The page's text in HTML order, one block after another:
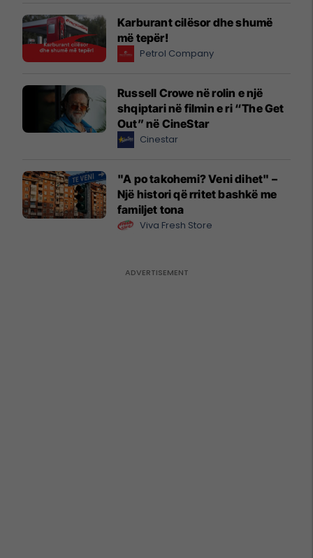
Karburant cilësor dhe shumë
më tepër!
Petrol Company
Russell Crowe në rolin e një
shqiptari në filmin e ri “The Get
Out” në CineStar
Cinestar
"A po takohemi? Veni dihet" –
Një histori që rritet bashkë me
familjet tona
Viva Fresh Store